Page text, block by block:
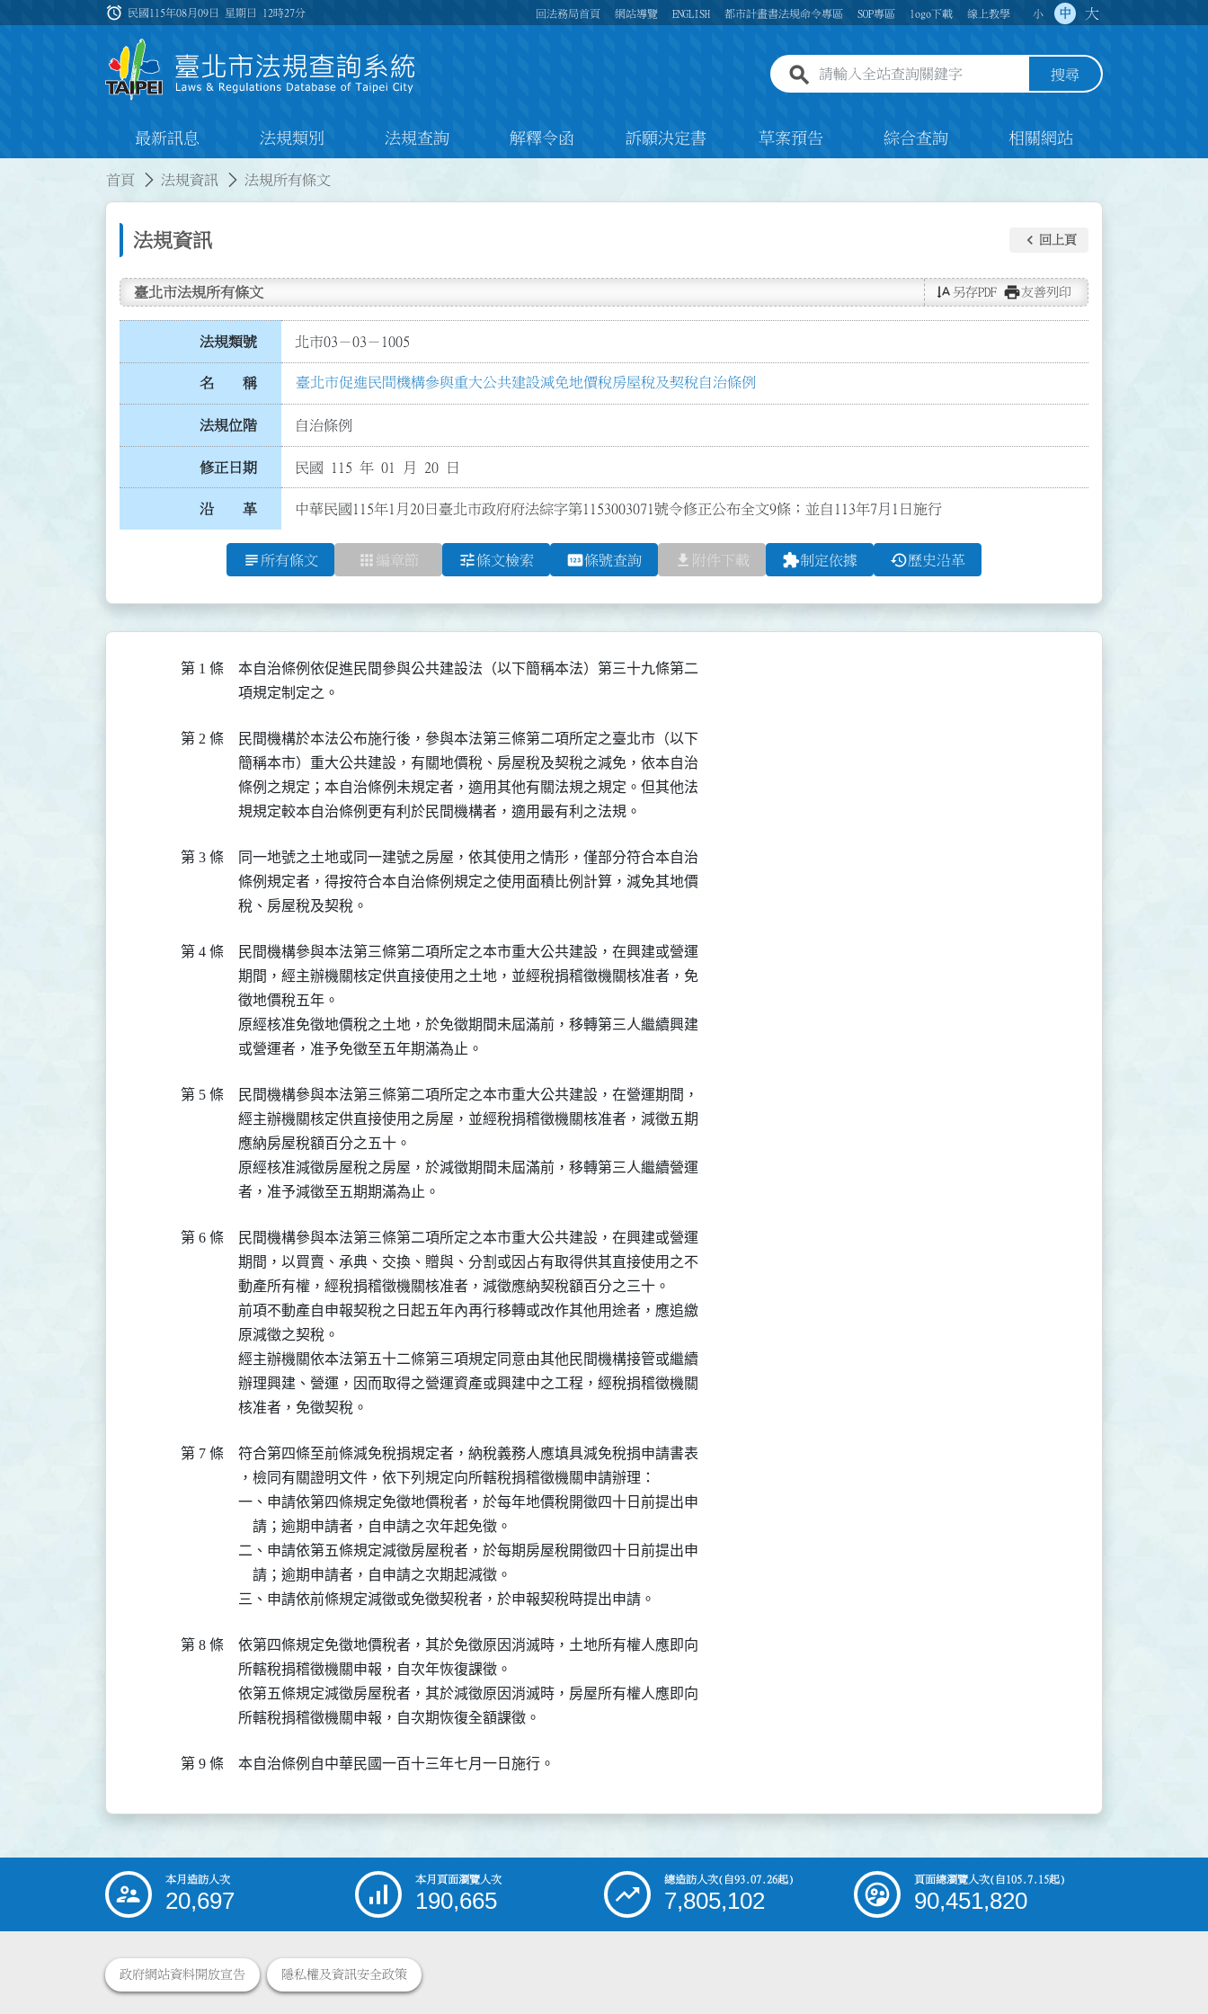
:::
alarm 民國115年08月09日 星期日 12時27分 回法務局首頁 網站導覽 ENGLISH 都市計畫書法規命令專區 SOP專區 logo下載 線上教學 小 中 大
全站查詢關鍵字欄位 搜尋
最新訊息 法規類別 法規查詢 解釋令函 訴願決定書 草案預告 綜合查詢 相關網站
首頁 法規資訊 法規所有條文
法規資訊 keyboard_arrow_left 回上頁
臺北市法規所有條文 text_rotate_vertical 另存PDF print友善列印
法規類號 北市03－03－1005
名 稱 臺北市促進民間機構參與重大公共建設減免地價稅房屋稅及契稅自治條例
法規位階 自治條例
修正日期 民國 115 年 01 月 20 日
沿 革 中華民國115年1月20日臺北市政府府法綜字第1153003071號令修正公布全文9條；並自113年7月1日施行
subject 所有條文 apps 編章節 tune條文檢索 pin條號查詢 file_download 附件下載 extension制定依據 history歷史沿革
第 1 條
本自治條例依促進民間參與公共建設法（以下簡稱本法）第三十九條第二
項規定制定之。
第 2 條
民間機構於本法公布施行後，參與本法第三條第二項所定之臺北市（以下
簡稱本市）重大公共建設，有關地價稅、房屋稅及契稅之減免，依本自治
條例之規定；本自治條例未規定者，適用其他有關法規之規定。但其他法
規規定較本自治條例更有利於民間機構者，適用最有利之法規。
第 3 條
同一地號之土地或同一建號之房屋，依其使用之情形，僅部分符合本自治
條例規定者，得按符合本自治條例規定之使用面積比例計算，減免其地價
稅、房屋稅及契稅。
第 4 條
民間機構參與本法第三條第二項所定之本市重大公共建設，在興建或營運
期間，經主辦機關核定供直接使用之土地，並經稅捐稽徵機關核准者，免
徵地價稅五年。
原經核准免徵地價稅之土地，於免徵期間未屆滿前，移轉第三人繼續興建
或營運者，准予免徵至五年期滿為止。
第 5 條
民間機構參與本法第三條第二項所定之本市重大公共建設，在營運期間，
經主辦機關核定供直接使用之房屋，並經稅捐稽徵機關核准者，減徵五期
應納房屋稅額百分之五十。
原經核准減徵房屋稅之房屋，於減徵期間未屆滿前，移轉第三人繼續營運
者，准予減徵至五期期滿為止。
第 6 條
民間機構參與本法第三條第二項所定之本市重大公共建設，在興建或營運
期間，以買賣、承典、交換、贈與、分割或因占有取得供其直接使用之不
動產所有權，經稅捐稽徵機關核准者，減徵應納契稅額百分之三十。
前項不動產自申報契稅之日起五年內再行移轉或改作其他用途者，應追繳
原減徵之契稅。
經主辦機關依本法第五十二條第三項規定同意由其他民間機構接管或繼續
辦理興建、營運，因而取得之營運資產或興建中之工程，經稅捐稽徵機關
核准者，免徵契稅。
第 7 條
符合第四條至前條減免稅捐規定者，納稅義務人應填具減免稅捐申請書表
，檢同有關證明文件，依下列規定向所轄稅捐稽徵機關申請辦理：
一、申請依第四條規定免徵地價稅者，於每年地價稅開徵四十日前提出申
    請；逾期申請者，自申請之次年起免徵。
二、申請依第五條規定減徵房屋稅者，於每期房屋稅開徵四十日前提出申
    請；逾期申請者，自申請之次期起減徵。
三、申請依前條規定減徵或免徵契稅者，於申報契稅時提出申請。
第 8 條
依第四條規定免徵地價稅者，其於免徵原因消滅時，土地所有權人應即向
所轄稅捐稽徵機關申報，自次年恢復課徵。
依第五條規定減徵房屋稅者，其於減徵原因消滅時，房屋所有權人應即向
所轄稅捐稽徵機關申報，自次期恢復全額課徵。
第 9 條 本自治條例自中華民國一百十三年七月一日施行。
::: 本月造訪人次
20,697
本月頁面瀏覽人次
190,665
總造訪人次(自93.07.26起)
7,805,102
頁面總瀏覽人次(自105.7.15起)
90,451,820
政府網站資料開放宣告 隱私權及資訊安全政策